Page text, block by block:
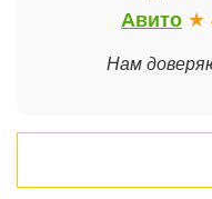
Авито ★
Нам